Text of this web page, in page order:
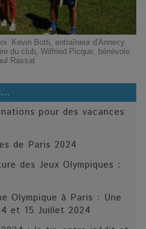
Kevin Botti, entraîneur d'Annecy
du club, Wilfried Picque, bénévole.
Rassat
pour des vacances
de Paris 2024
des Jeux Olympiques :
Olympique à Paris : Une
et 15 Juillet 2024